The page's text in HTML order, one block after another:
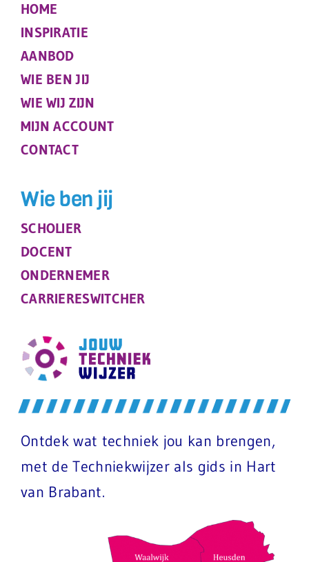
HOME
INSPIRATIE
AANBOD
WIE BEN JIJ
WIE WIJ ZIJN
MIJN ACCOUNT
CONTACT
Wie ben jij
SCHOLIER
DOCENT
ONDERNEMER
CARRIERESWITCHER
Ontdek wat techniek jou kan brengen,
met de Techniekwijzer als gids in Hart
van Brabant.